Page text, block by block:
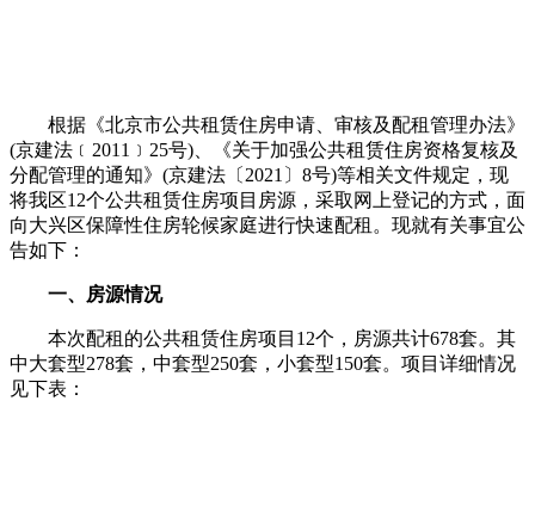
根据《北京市公共租赁住房申请、审核及配租管理办法》
(京建法﹝2011﹞25号)、《关于加强公共租赁住房资格复核及
分配管理的通知》(京建法〔2021〕8号)等相关文件规定，现
将我区12个公共租赁住房项目房源，采取网上登记的方式，面
向大兴区保障性住房轮候家庭进行快速配租。现就有关事宜公
告如下：
一、房源情况
本次配租的公共租赁住房项目12个，房源共计678套。其
中大套型278套，中套型250套，小套型150套。项目详细情况
见下表：